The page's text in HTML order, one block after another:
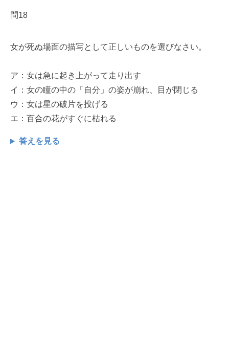
問18
女が死ぬ場面の描写として正しいものを選びなさい。
ア：女は急に起き上がって走り出す
イ：女の瞳の中の「自分」の姿が崩れ、目が閉じる
ウ：女は星の破片を投げる
エ：百合の花がすぐに枯れる
答えを見る